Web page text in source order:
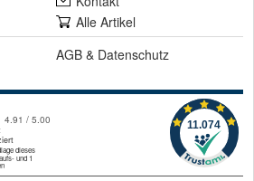
Alle Artikel
AGB & Datenschutz